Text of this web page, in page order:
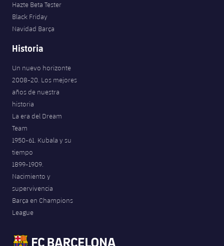
Hazte Beta Tester
Black Friday
Navidad Barça
Historia
Un nuevo horizonte
2008-20. Los mejores
años de nuestra
historia
La era del Dream
Team
1950-61. Kubala y su
tiempo
1899-1909.
Nacimiento y
supervivencia
Barça en Champions
League